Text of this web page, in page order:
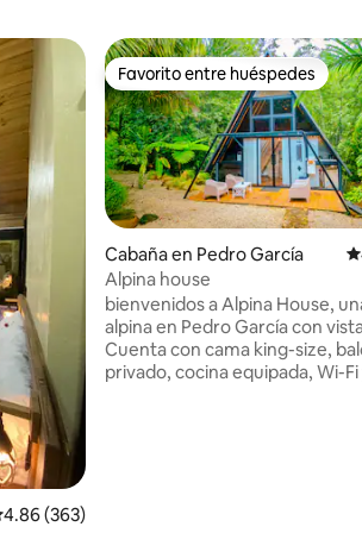
promedio: 4.86 de 5; 363
4.86 (363)
Favorito entre huéspedes
Favorito entre huéspedes
Cabaña en Pedro García
Alpina house
bienvenidos a Alpina House, una cabaña
alpina en Pedro García con
Cuenta con cama king-size,
privado, cocina equipada, Wi-Fi